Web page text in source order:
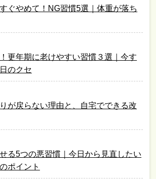
ぐやめて！NG習慣5選｜体重が落ち
更年期に老けやすい習慣３選｜今す
のクセ
が戻らない理由と、自宅でできる改
る5つの悪習慣｜今日から見直したい
ポイント